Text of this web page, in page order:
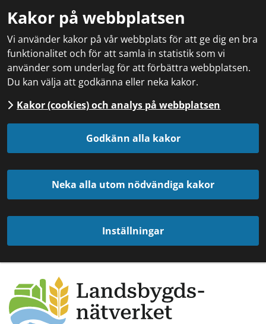
Kakor på webbplatsen
Vi använder kakor på vår webbplats för att ge dig en bra
funktionalitet och för att samla in statistik som vi
använder som underlag för att förbättra webbplatsen.
Du kan välja att godkänna eller neka kakor.
Kakor (cookies) och analys på webbplatsen
Godkänn alla kakor
Neka alla utom nödvändiga kakor
Inställningar